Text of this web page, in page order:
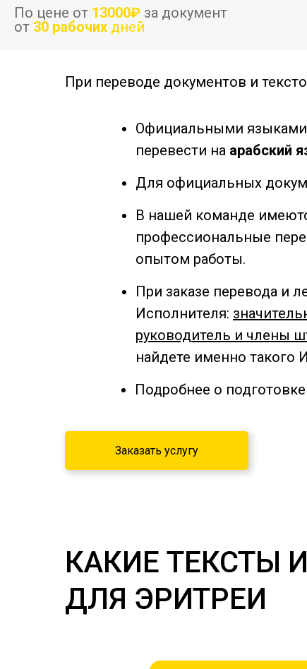
По цене от 13000₽ за документ
от 30 рабочих дней
При переводе документов и
Официальными языками
перевести на арабский
Для официальных
В нашей команде
профессиональные
опытом работы.
При заказе перевода и
Исполнителя:
руководитель и члены
найдете именно такого
Подробнее о
Заказать услугу
КАКИЕ ТЕКСТЫ
ДЛЯ ЭРИТРЕИ